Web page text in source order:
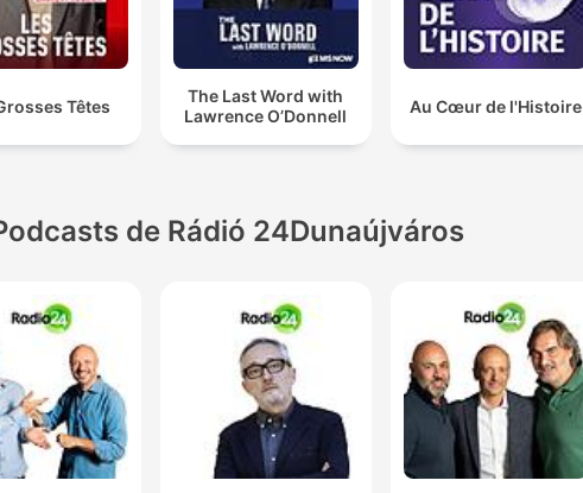
Têtes
The Last Word with
Lawrence O’Donnell
Au Cœur de l'Histoire
de Rádió 24Dunaújváros